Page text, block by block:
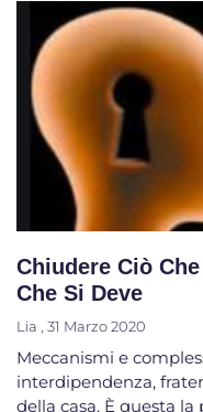
Chiudere Ciò
Che Si Deve
Lia 31 Marzo 2020
Meccanismi e
interdipendenza,
della casa. È questa